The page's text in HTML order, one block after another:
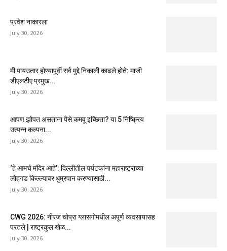
प्रवेश नाकारला
July 30, 2026
मी पायउतार होण्यापूर्वी सर्व मुद्दे निकाली काढले होते: माजी
डीएलटीए प्रमुख...
July 30, 2026
आपण झोपत असताना पैसे कमवू इच्छिता? या 5 निष्क्रिय
उत्पन्न कल्पना...
July 30, 2026
‘हे आमचे मंदिर आहे’: दिल्लीतील पर्यटकांना महाराष्ट्राच्या
लोहगड किल्ल्यावर धुम्रपान करण्यासाठी...
July 30, 2026
CWG 2026: नीरज चोप्रा ग्लासगोमधील अपूर्ण व्यवसायासह
परतले | राष्ट्रकुल खेळ...
July 30, 2026